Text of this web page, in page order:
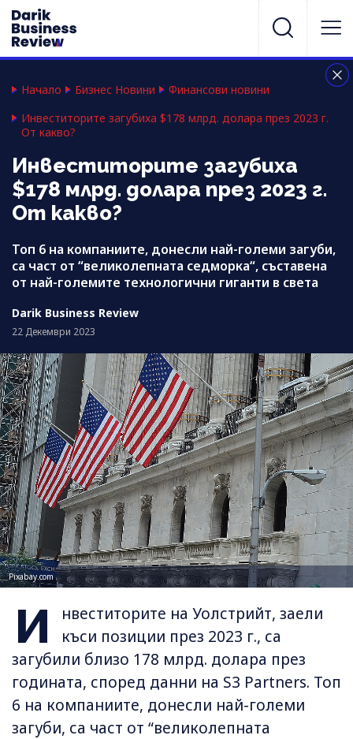
Начало Бизнес Новини
Финансови новини
Инвеститорите загубиха $178 млрд. долара през 2023 г.
От какво?
Инвеститорите загубиха
$178 млрд. долара през 2023 г.
От какво?
Топ 6 на компаниите, донесли най-големи загуби,
са част от “великолепната седморка“, съставена
от най-големите технологични гиганти в света
Darik Business Review
22 Декември 2023
Pixabay.com
И
нвеститорите на Уолстрийт, заели
къси позиции през 2023 г., са
загубили близо 178 млрд. долара през
годината, според данни на S3 Partners. Топ
6 на компаниите, донесли най-големи
загуби, са част от “великолепната